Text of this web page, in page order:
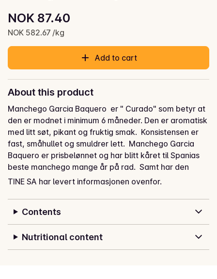
Current price is: NOK 87.40
NOK 87.40
NOK 582.67 /kg
Unit price: NOK 582.67 /kg
Add to cart
About this product
Manchego Garcia Baquero  er " Curado" som betyr at
den er modnet i minimum 6 måneder. Den er aromatisk
med litt søt, pikant og fruktig smak.  Konsistensen er
fast, småhullet og smuldrer lett.  Manchego Garcia
Baquero er prisbelønnet og har blitt kåret til Spanias
beste manchego mange år på rad.  Samt har den
vunnet gull og sølv premier i "World Cheese Awards"
2012.
Manchego er en fast hvitost laget av sauemelk. Denne
måneder. Sterk aroma og en litt intens søt, pikant og
fruktig smak.
TINE SA har levert informasjonen ovenfor.
Contents
Nutritional content